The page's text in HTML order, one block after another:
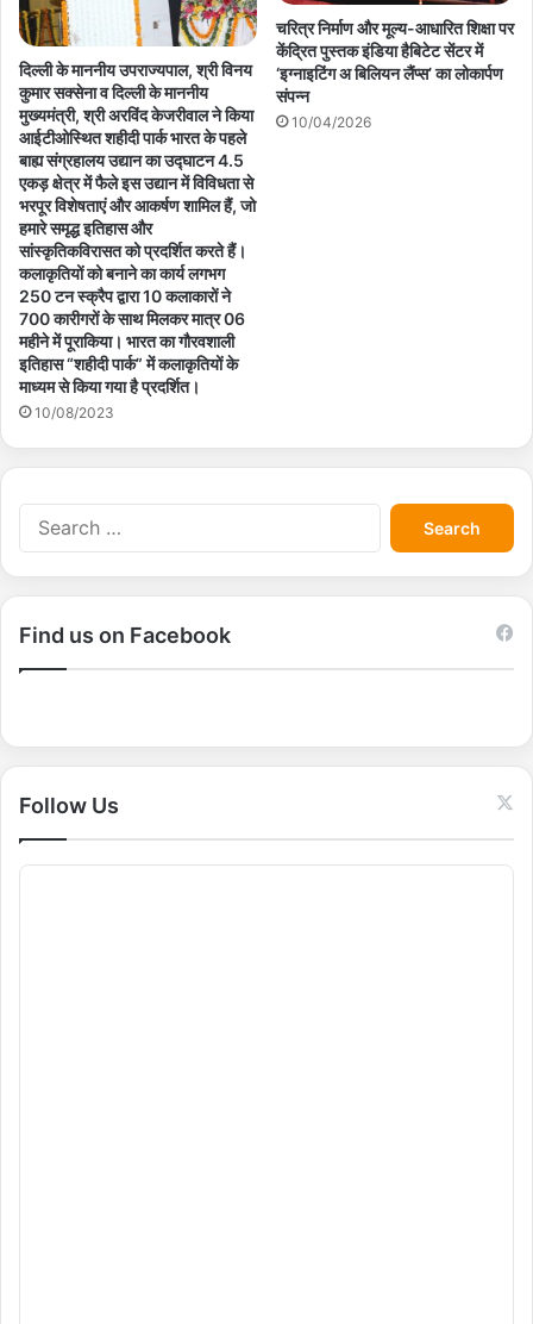
दिल्ली के माननीय उपराज्यपाल, श्री विनय
कुमार सक्सेना व दिल्ली के माननीय
मुख्यमंत्री, श्री अरविंद केजरीवाल ने किया
आईटीओस्थित शहीदी पार्क भारत के पहले
बाह्य संग्रहालय उद्यान का उद्घाटन 4.5
एकड़ क्षेत्र में फैले इस उद्यान में विविधता से
भरपूर विशेषताएं और आकर्षण शामिल हैं, जो
हमारे समृद्ध इतिहास और
सांस्कृतिकविरासत को प्रदर्शित करते हैं।
कलाकृतियों को बनाने का कार्य लगभग
250 टन स्क्रैप द्वारा 10 कलाकारों ने
700 कारीगरों के साथ मिलकर मात्र 06
महीने में पूराकिया। भारत का गौरवशाली
इतिहास “शहीदी पार्क” में कलाकृतियों के
माध्यम से किया गया है प्रदर्शित।
10/08/2023
चरित्र निर्माण और मूल्य-आधारित शिक्षा पर
केंद्रित पुस्तक इंडिया हैबिटेट सेंटर में
‘इग्नाइटिंग अ बिलियन लैंप्स’ का लोकार्पण
संपन्न
10/04/2026
S
e
a
r
r
:
Find us on Facebook
Follow Us